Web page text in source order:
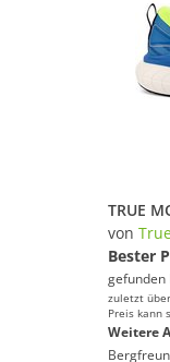
von
Bester
gefunden
zuletzt
Preis kann
Weitere